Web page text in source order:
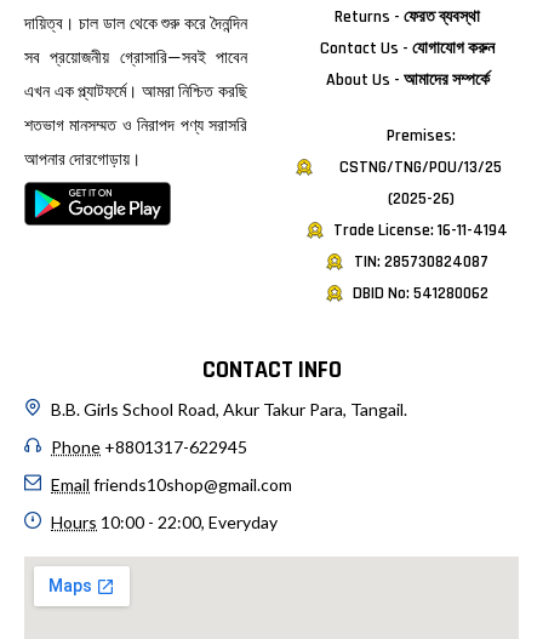
দায়িত্ব। চাল ডাল থেকে শুরু করে দৈনন্দিন
সব প্রয়োজনীয় গ্রোসারি—সবই পাবেন
এখন এক প্ল্যাটফর্মে। আমরা নিশ্চিত করছি
শতভাগ মানসম্মত ও নিরাপদ পণ্য সরাসরি
আপনার দোরগোড়ায়।
Returns - ফেরত ব্যবস্থা
Contact Us - যোগাযোগ করুন
About Us - আমাদের সম্পর্কে
Premises:
CSTNG/TNG/POU/13/25
(2025-26)
Trade License: 16-11-4194
TIN: 285730824087
DBID No: 541280062
CONTACT INFO
B.B. Girls School Road, Akur Takur Para, Tangail.
Phone +8801317-622945
Email friends10shop@gmail.com
Hours 10:00 - 22:00, Everyday